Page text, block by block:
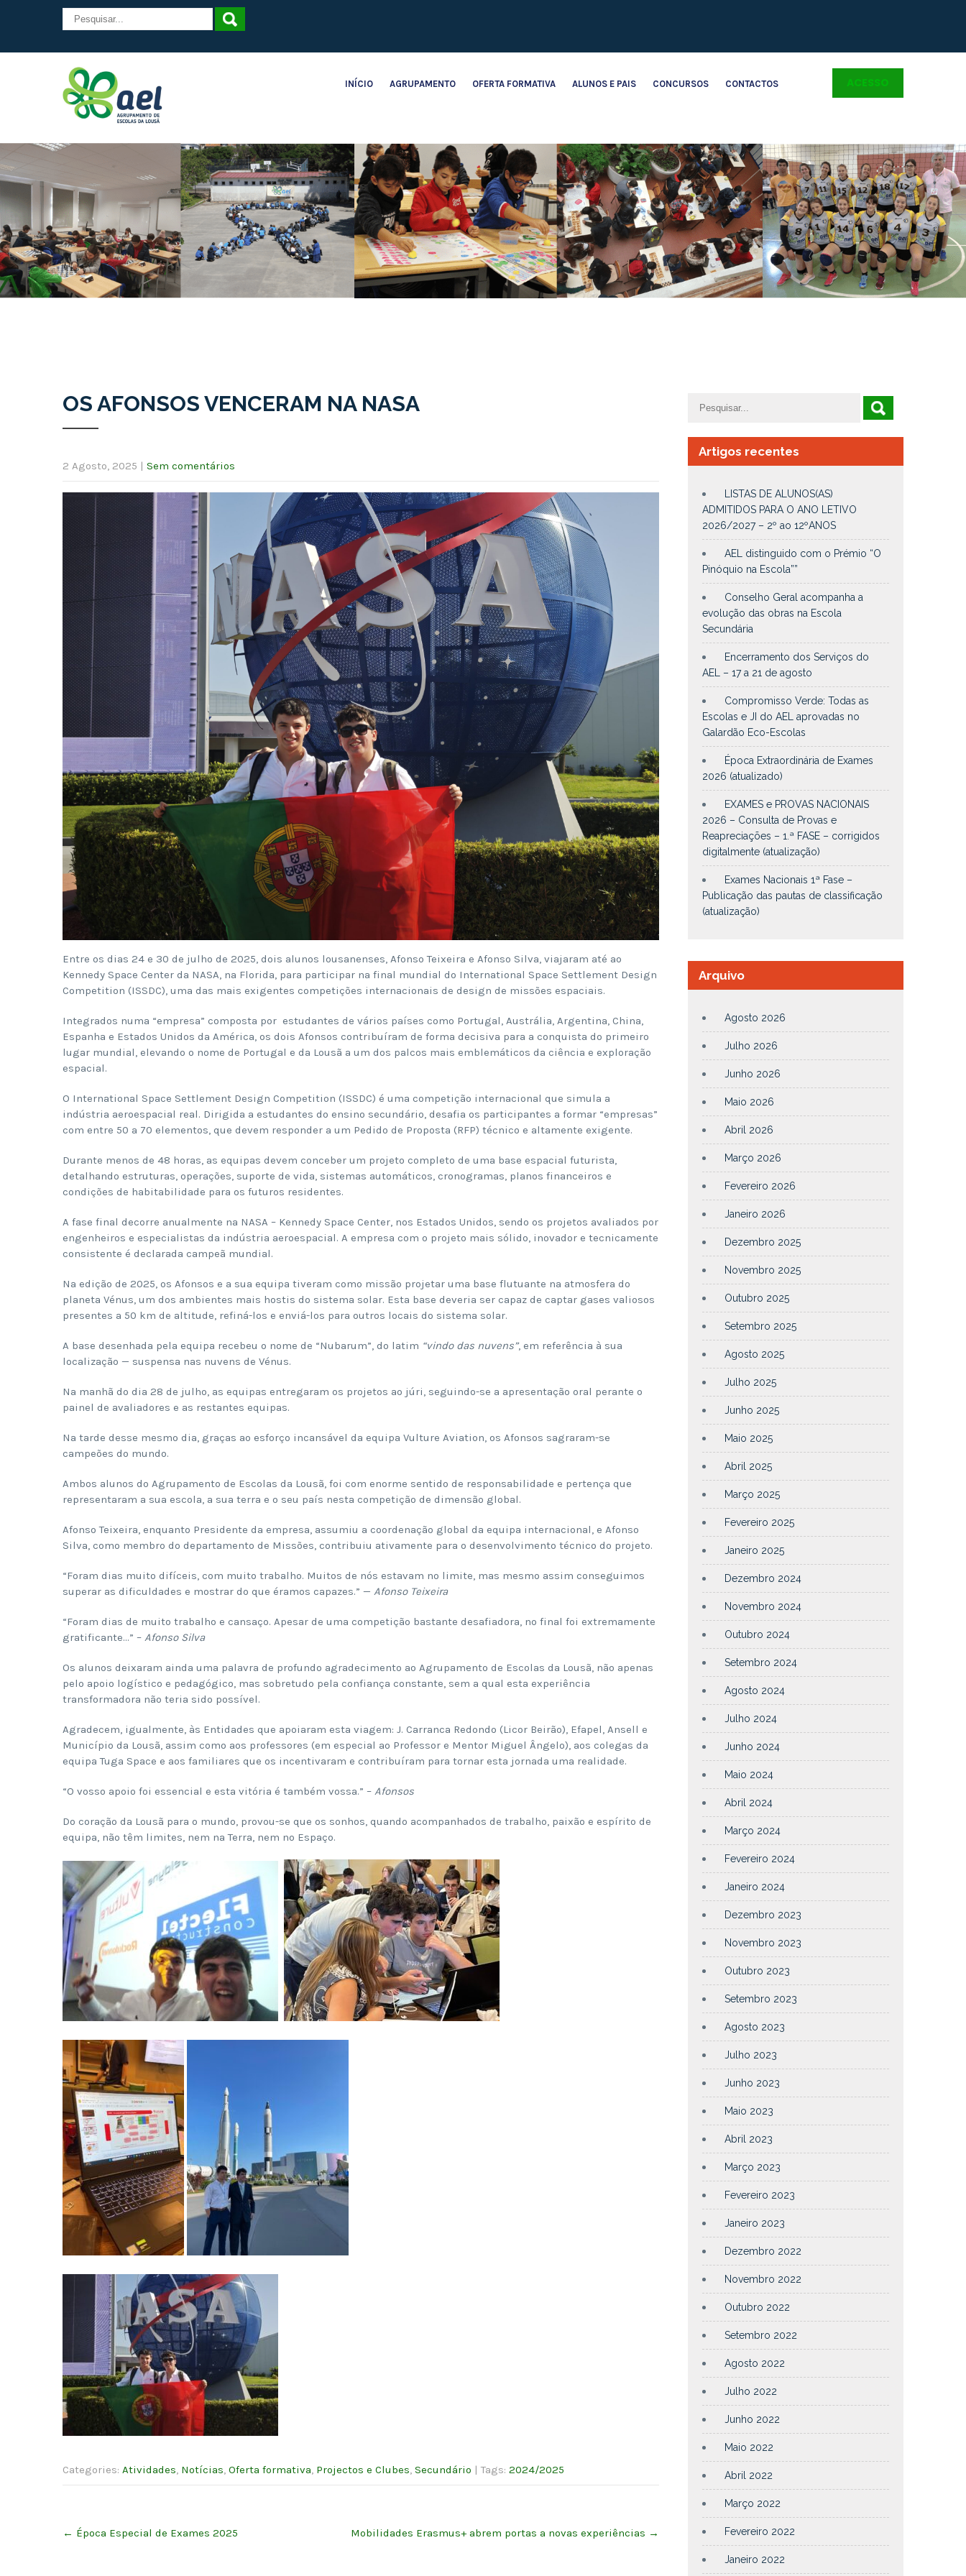
INÍCIO AGRUPAMENTO OFERTA FORMATIVA ALUNOS E PAIS CONCURSOS CONTACTOS ACESSO
OS AFONSOS VENCERAM NA NASA
2 Agosto, 2025 | Sem comentários
Entre os dias 24 e 30 de julho de 2025, dois alunos lousanenses, Afonso Teixeira e Afonso Silva, viajaram até ao
Kennedy Space Center da NASA, na Florida, para participar na final mundial do International Space Settlement Design
Competition (ISSDC), uma das mais exigentes competições internacionais de design de missões espaciais.
Integrados numa “empresa” composta por estudantes de vários países como Portugal, Austrália, Argentina, China,
Espanha e Estados Unidos da América, os dois Afonsos contribuíram de forma decisiva para a conquista do primeiro
lugar mundial, elevando o nome de Portugal e da Lousã a um dos palcos mais emblemáticos da ciência e exploração
espacial.
O International Space Settlement Design Competition (ISSDC) é uma competição internacional que simula a
indústria aeroespacial real. Dirigida a estudantes do ensino secundário, desafia os participantes a formar “empresas”
com entre 50 a 70 elementos, que devem responder a um Pedido de Proposta (RFP) técnico e altamente exigente.
Durante menos de 48 horas, as equipas devem conceber um projeto completo de uma base espacial futurista,
detalhando estruturas, operações, suporte de vida, sistemas automáticos, cronogramas, planos financeiros e
condições de habitabilidade para os futuros residentes.
A fase final decorre anualmente na NASA – Kennedy Space Center, nos Estados Unidos, sendo os projetos avaliados por
engenheiros e especialistas da indústria aeroespacial. A empresa com o projeto mais sólido, inovador e tecnicamente
consistente é declarada campeã mundial.
Na edição de 2025, os Afonsos e a sua equipa tiveram como missão projetar uma base flutuante na atmosfera do
planeta Vénus, um dos ambientes mais hostis do sistema solar. Esta base deveria ser capaz de captar gases valiosos
presentes a 50 km de altitude, refiná-los e enviá-los para outros locais do sistema solar.
A base desenhada pela equipa recebeu o nome de “Nubarum”, do latim “vindo das nuvens”, em referência à sua
localização — suspensa nas nuvens de Vénus.
Na manhã do dia 28 de julho, as equipas entregaram os projetos ao júri, seguindo-se a apresentação oral perante o
painel de avaliadores e as restantes equipas.
Na tarde desse mesmo dia, graças ao esforço incansável da equipa Vulture Aviation, os Afonsos sagraram-se
campeões do mundo.
Ambos alunos do Agrupamento de Escolas da Lousã, foi com enorme sentido de responsabilidade e pertença que
representaram a sua escola, a sua terra e o seu país nesta competição de dimensão global.
Afonso Teixeira, enquanto Presidente da empresa, assumiu a coordenação global da equipa internacional, e Afonso
Silva, como membro do departamento de Missões, contribuiu ativamente para o desenvolvimento técnico do projeto.
“Foram dias muito difíceis, com muito trabalho. Muitos de nós estavam no limite, mas mesmo assim conseguimos
superar as dificuldades e mostrar do que éramos capazes.” — Afonso Teixeira
“Foram dias de muito trabalho e cansaço. Apesar de uma competição bastante desafiadora, no final foi extremamente
gratificante…” – Afonso Silva
Os alunos deixaram ainda uma palavra de profundo agradecimento ao Agrupamento de Escolas da Lousã, não apenas
pelo apoio logístico e pedagógico, mas sobretudo pela confiança constante, sem a qual esta experiência
transformadora não teria sido possível.
Agradecem, igualmente, às Entidades que apoiaram esta viagem: J. Carranca Redondo (Licor Beirão), Efapel, Ansell e
Município da Lousã, assim como aos professores (em especial ao Professor e Mentor Miguel Ângelo), aos colegas da
equipa Tuga Space e aos familiares que os incentivaram e contribuíram para tornar esta jornada uma realidade.
“O vosso apoio foi essencial e esta vitória é também vossa.” – Afonsos
Do coração da Lousã para o mundo, provou-se que os sonhos, quando acompanhados de trabalho, paixão e espírito de
equipa, não têm limites, nem na Terra, nem no Espaço.
Categories: Atividades Notícias Oferta formativa Projectos e Clubes Secundário | Tags: 2024/2025
navigation
← Época Especial de Exames 2025 Mobilidades Erasmus+ abrem portas a novas experiências →
Artigos recentes
LISTAS DE ALUNOS(AS)
ADMITIDOS PARA O ANO LETIVO
2026/2027 – 2º ao 12ºANOS
AEL distinguido com o Prémio “O
Pinóquio na Escola””
Conselho Geral acompanha a
evolução das obras na Escola
Secundária
Encerramento dos Serviços do
AEL – 17 a 21 de agosto
Compromisso Verde: Todas as
Escolas e JI do AEL aprovadas no
Galardão Eco-Escolas
Época Extraordinária de Exames
2026 (atualizado)
EXAMES e PROVAS NACIONAIS
2026 – Consulta de Provas e
Reapreciações – 1.ª FASE – corrigidos
digitalmente (atualização)
Exames Nacionais 1ª Fase –
Publicação das pautas de classificação
(atualização)
Arquivo
Agosto 2026
Julho 2026
Junho 2026
Maio 2026
Abril 2026
Março 2026
Fevereiro 2026
Janeiro 2026
Dezembro 2025
Novembro 2025
Outubro 2025
Setembro 2025
Agosto 2025
Julho 2025
Junho 2025
Maio 2025
Abril 2025
Março 2025
Fevereiro 2025
Janeiro 2025
Dezembro 2024
Novembro 2024
Outubro 2024
Setembro 2024
Agosto 2024
Julho 2024
Junho 2024
Maio 2024
Abril 2024
Março 2024
Fevereiro 2024
Janeiro 2024
Dezembro 2023
Novembro 2023
Outubro 2023
Setembro 2023
Agosto 2023
Julho 2023
Junho 2023
Maio 2023
Abril 2023
Março 2023
Fevereiro 2023
Janeiro 2023
Dezembro 2022
Novembro 2022
Outubro 2022
Setembro 2022
Agosto 2022
Julho 2022
Junho 2022
Maio 2022
Abril 2022
Março 2022
Fevereiro 2022
Janeiro 2022